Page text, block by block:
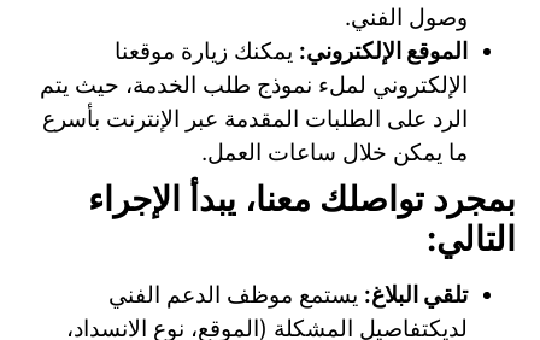
وصول الفني.
الموقع الإلكتروني: يمكنك زيارة موقعنا
الإلكتروني لملء نموذج طلب الخدمة، حيث يتم
الرد على الطلبات المقدمة عبر الإنترنت بأسرع
ما يمكن خلال ساعات العمل.
بمجرد تواصلك معنا، يبدأ الإجراء
التالي:
تلقي البلاغ: يستمع موظف الدعم الفني
لديكتفاصيل المشكلة (الموقع، نوع الانسداد،